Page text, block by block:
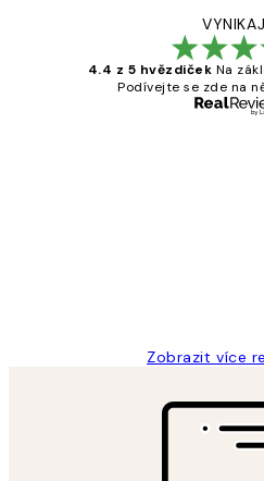
4.4 z 5 hvězdiček Na
Podívejte se zde na
Zobrazit více